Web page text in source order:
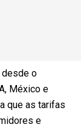
desde o
México e
que as tarifas
e